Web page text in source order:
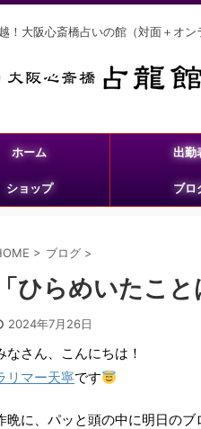
！大阪心斎橋占いの館（対面＋オン
ホーム 出勤
ショップ ブロ
> ブログ >
「ひらめいたこと
2024年7月26日
なさん、こんにちは！
リマー天寧です
晩に、パッと頭の中に明日の